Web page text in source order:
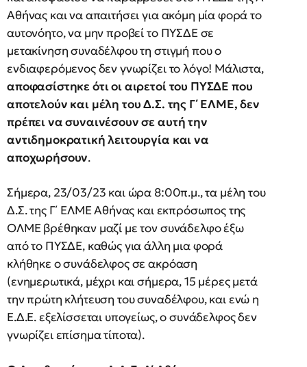
Αθήνας και να απαιτήσει για ακόμη μία φορά το
αυτονόητο, να μην προβεί το ΠΥΣΔΕ σε
μετακίνηση συναδέλφου τη στιγμή που ο
ενδιαφερόμενος δεν γνωρίζει το λόγο! Μάλιστα,
αποφασίστηκε ότι οι αιρετοί του ΠΥΣΔΕ που
αποτελούν και μέλη του Δ.Σ. της Γ΄ ΕΛΜΕ, δεν
πρέπει να συναινέσουν σε αυτή την
αντιδημοκρατική λειτουργία και να
αποχωρήσουν.
Σήμερα, 23/03/23 και ώρα 8:00π.μ., τα μέλη του
Δ.Σ. της Γ΄ ΕΛΜΕ Αθήνας και εκπρόσωπος της
ΟΛΜΕ βρέθηκαν μαζί με τον συνάδελφο έξω
από το ΠΥΣΔΕ, καθώς για άλλη μια φορά
κλήθηκε ο συνάδελφος σε ακρόαση
(ενημερωτικά, μέχρι και σήμερα, 15 μέρες μετά
την πρώτη κλήτευση του συναδέλφου, και ενώ η
Ε.Δ.Ε. εξελίσσεται υπογείως, ο συνάδελφος δεν
γνωρίζει επίσημα τίποτα).